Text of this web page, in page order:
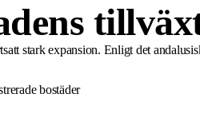
stark expansion. Enligt det
bostäder